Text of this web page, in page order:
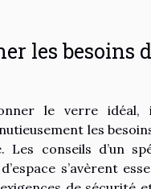
les besoins
le verre idéal,
les
Les conseils d’un
s’avèrent